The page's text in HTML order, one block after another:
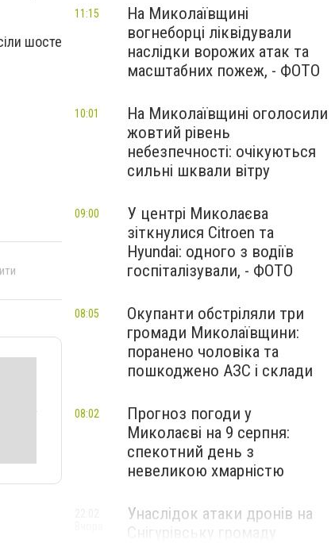
шосте
На Миколаївщині
вогнеборці ліквідували
наслідки ворожих атак та
масштабних пожеж, - ФОТО
11:15
На Миколаївщині оголосили
жовтий рівень
небезпечності: очікуються
сильні шквали вітру
10:01
У центрі Миколаєва
зіткнулися Citroen та
Hyundai: одного з водіїв
госпіталізували, - ФОТО
09:00
Окупанти обстріляли три
громади Миколаївщини:
поранено чоловіка та
пошкоджено АЗС і склади
08:05
Прогноз погоди у
Миколаєві на 9 серпня:
спекотний день з
невеликою хмарністю
08:02
Унаслідок атаки дронів на
Снігурівську громаду